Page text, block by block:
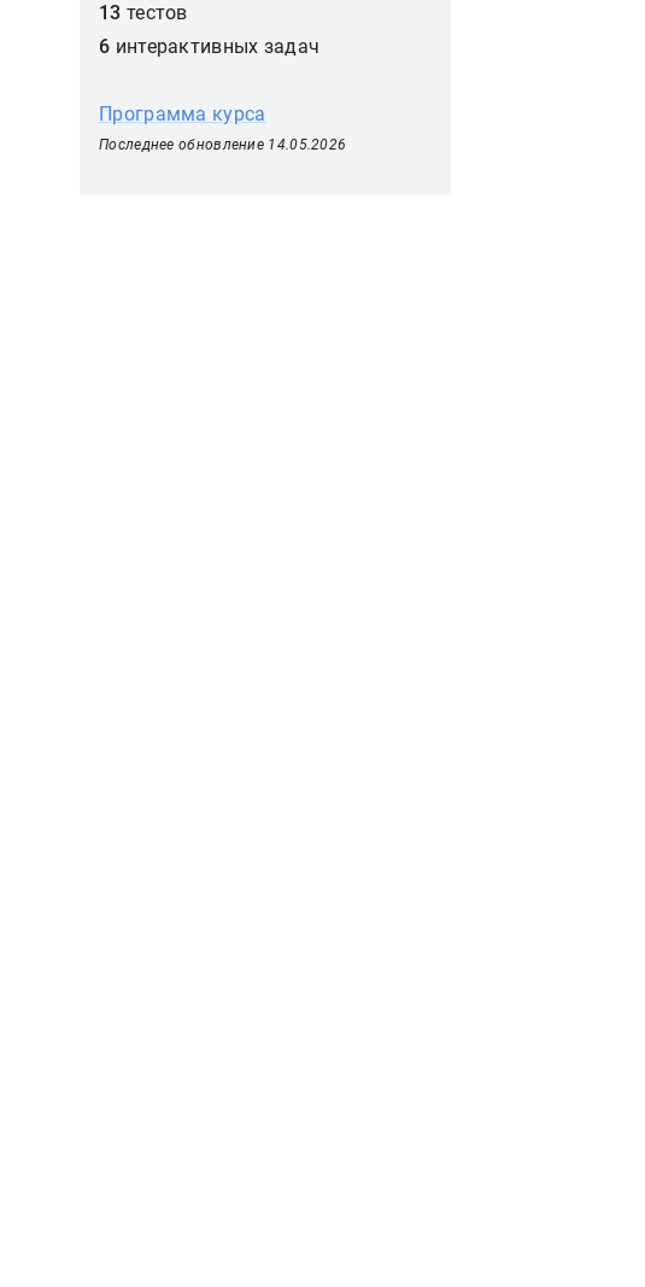
13 тестов
6 интерактивных задач
Программа курса
Последнее обновление 14.05.2026